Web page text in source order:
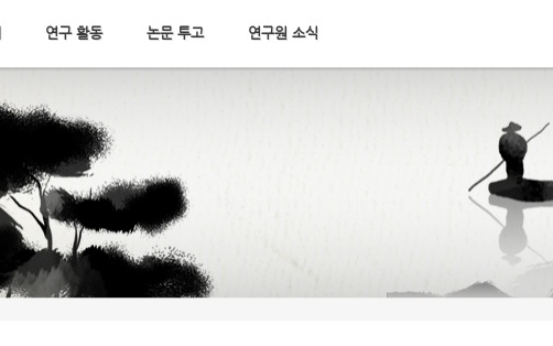
연구 활동 논문 투고 연구원 소식